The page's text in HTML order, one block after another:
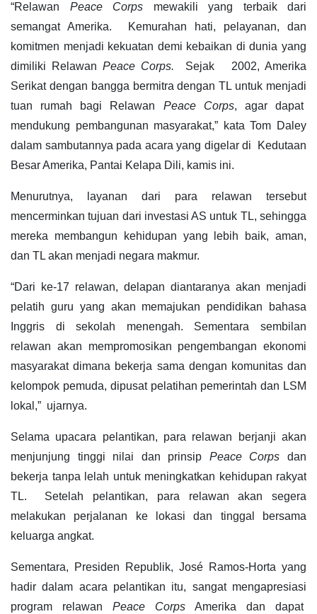
“Relawan Peace Corps mewakili yang terbaik dari
semangat Amerika. Kemurahan hati, pelayanan, dan
komitmen menjadi kekuatan demi kebaikan di dunia yang
dimiliki Relawan Peace Corps.
Sejak 2002, Amerika
Serikat dengan bangga bermitra dengan TL untuk menjadi
tuan rumah bagi Relawan Peace Corps, agar dapat
mendukung pembangunan masyarakat,” kata Tom Daley
dalam sambutannya pada acara yang digelar di Kedutaan
Besar Amerika, Pantai Kelapa Dili, kamis ini.
Menurutnya, layanan dari para relawan tersebut
mencerminkan tujuan dari investasi AS untuk TL, sehingga
mereka membangun kehidupan yang lebih baik, aman,
dan TL akan menjadi negara makmur.
“Dari ke-17 relawan, delapan diantaranya akan menjadi
pelatih guru yang akan memajukan pendidikan bahasa
Inggris di sekolah menengah. Sementara sembilan
relawan akan mempromosikan pengembangan ekonomi
masyarakat dimana bekerja sama dengan komunitas dan
kelompok pemuda, dipusat pelatihan pemerintah dan LSM
lokal,” ujarnya.
Selama upacara pelantikan, para relawan berjanji akan
menjunjung tinggi nilai dan prinsip Peace Corps dan
bekerja tanpa lelah untuk meningkatkan kehidupan rakyat
TL. Setelah pelantikan, para relawan akan segera
melakukan perjalanan ke lokasi dan tinggal bersama
keluarga angkat.
Sementara, Presiden Republik, José Ramos-Horta yang
hadir dalam acara pelantikan itu, sangat mengapresiasi
program relawan Peace Corps Amerika dan dapat